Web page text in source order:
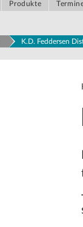
Produkte
K.D. Feddersen